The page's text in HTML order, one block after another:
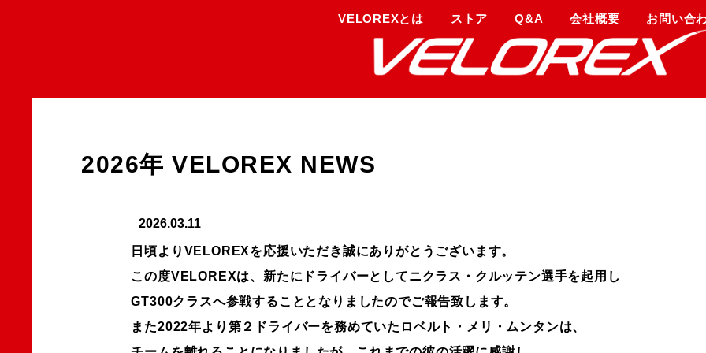
VELOREXとは ストア Q&A 会社概要 お問い合
2026年 VELOREX NEWS
2026.03.11
日頃よりVELOREXを応援いただき誠にありがとうございます。
この度VELOREXは、新たにドライバーとしてニクラス・クルッテン選手を起用し
GT300クラスへ参戦することとなりましたのでご報告致します。
また2022年より第２ドライバーを務めていたロベルト・メリ・ムンタンは、